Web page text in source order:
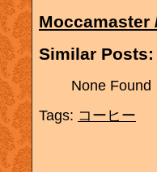
Moccamaster
Similar Posts:
None Found
Tags: コーヒー